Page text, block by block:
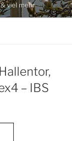
viel mehr
– IBS